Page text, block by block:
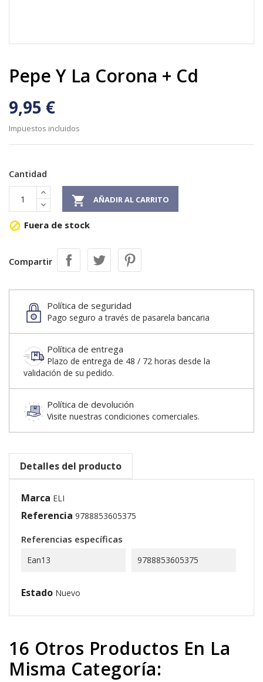
Pepe Y La Corona + Cd
9,95 €
Impuestos incluidos
Cantidad
 AÑADIR AL CARRITO
 Fuera de stock
Compartir
Política de seguridad
Pago seguro a través de pasarela bancaria
Política de entrega
Plazo de entrega de 48 / 72 horas desde la
validación de su pedido.
Política de devolución
Visite nuestras condiciones comerciales.
Detalles del producto
Marca ELI
Referencia 9788853605375
Referencias específicas
Ean13 9788853605375
Estado Nuevo
16 Otros Productos En La
Misma Categoría: